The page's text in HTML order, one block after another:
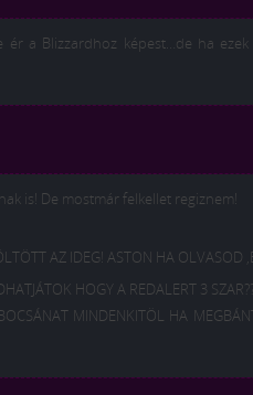
a Blizzardhoz képest…de ha
is! De mostmár felkellet regiznem!
AZ IDEG! ASTON HA OLVASOD
HOGY A REDALERT 3
MINDENKITÖL HA